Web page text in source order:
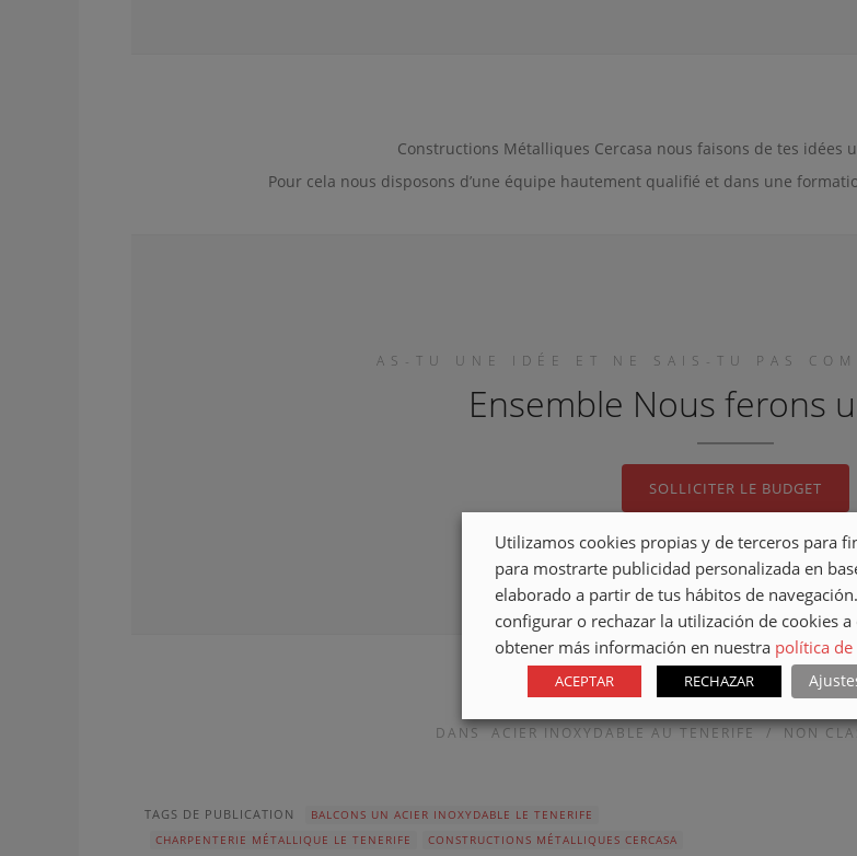
Constructions Métalliques Cercasa nous faisons de tes idées
Pour cela nous disposons d’une équipe hautement qualifié et dans une
AS-TU UNE IDÉE ET NE SAIS-TU PAS
Ensemble Nous ferons
SOLLICITER LE BUDGET
DANS ACIER INOXYDABLE AU TENERIFE / NON
TAGS DE PUBLICATION
BALCONS UN ACIER INOXYDABLE LE TENERIFE
CHARPENTERIE MÉTALLIQUE LE TENERIFE
CONSTRUCTIONS MÉTALLIQUES CERCASA
Utilizamos cookies propias y de terceros para
para mostrarte publicidad personalizada en
elaborado a partir de tus hábitos de
configurar o rechazar la utilización de cookies
obtener más información en nuestra política de
ACEPTAR RECHAZAR